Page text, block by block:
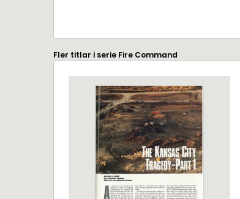
Fler titlar i serie Fire Command